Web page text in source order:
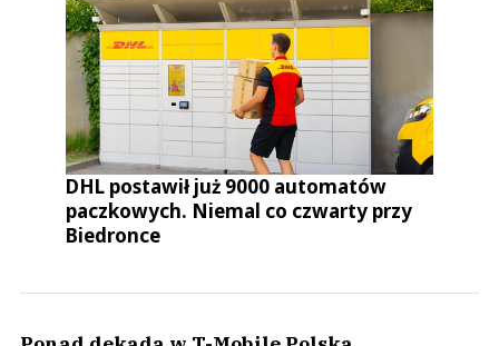
DHL postawił już 9000 automatów
paczkowych. Niemal co czwarty przy
Biedronce